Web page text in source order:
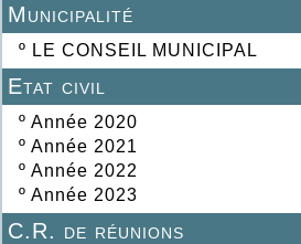
Municipalité
º LE CONSEIL MUNICIPAL
Etat civil
º Année 2020
º Année 2021
º Année 2022
º Année 2023
C.R. de réunions